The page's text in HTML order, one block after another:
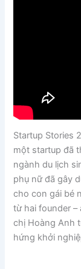
Startup Stories
một startup đã
ngành du lịch
phụ nữ đã gây
cho con gái bé
từ hai founder –
chị Hoàng Anh
hứng khởi